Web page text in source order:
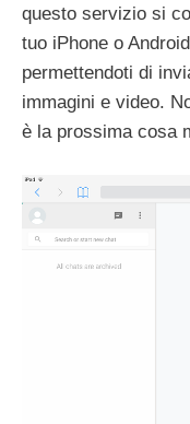
questo servizio si
tuo iPhone o
permettendoti di
immagini e video.
è la prossima cosa